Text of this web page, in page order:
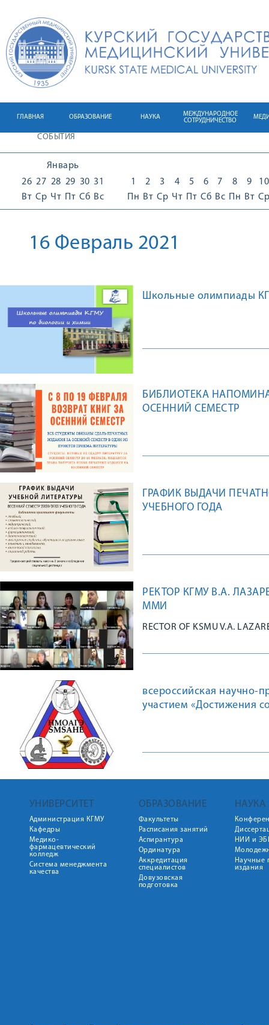
ГЛАВНАЯ ОБРАЗОВАНИЕ НАУКА
МЕЖДУНАРОДНОЕ
СОТРУДНИЧЕСТВО
СОБЫТИЯ
Январь
26
Вт
27
Ср
28
Чт
29
Пт
30
Сб
31
Вс
1
Пн
2
Вт
3
Ср
4
Чт
5
Пт
6
Сб
7
Вс
8
Пн
9
Вт
10
Ср
16 Февраль 2021
Школьные олимпиады
БИБЛИОТЕКА
ОСЕННИЙ СЕМЕСТР
ГРАФИК ВЫДАЧИ
УЧЕБНОГО ГОДА
РЕКТОР КГМУ В.А.
ММИ
RECTOR OF KSMU V.A.
всероссийская научно-
участием «Достижения
УНИВЕРСИТЕТ
Администрация КГМУ
Кафедры
Медико-
фармацевтический
колледж
Система менеджмента
качества
ОБРАЗОВАНИЕ
Факультеты
Расписания занятий
Аспирантура
Ординатура
Аккредитация
специалистов
Довузовская
подготовка
НАУКА
НИИ и
Научные
издания